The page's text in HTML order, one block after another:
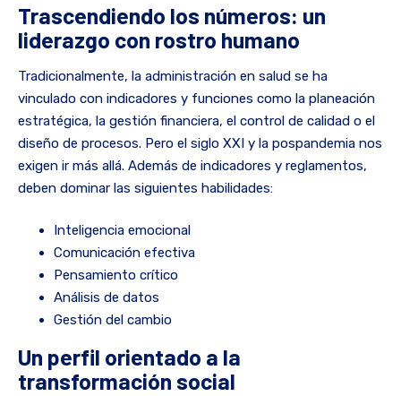
Trascendiendo los números: un
liderazgo con rostro humano
Tradicionalmente, la administración en salud se ha
vinculado con indicadores y funciones como la planeación
estratégica, la gestión financiera, el control de calidad o el
diseño de procesos. Pero el siglo XXI y la pospandemia nos
exigen ir más allá. Además de indicadores y reglamentos,
deben dominar las siguientes habilidades:
Inteligencia emocional
Comunicación efectiva
Pensamiento crítico
Análisis de datos
Gestión del cambio
Un perfil orientado a la
transformación social